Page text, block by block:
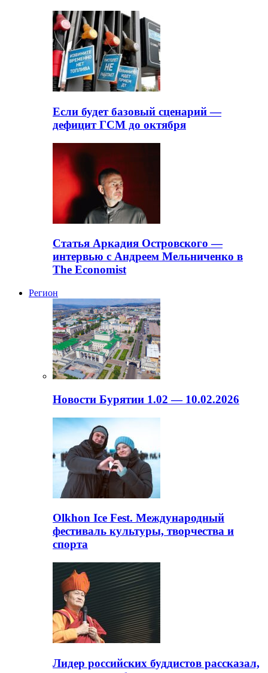
Если будет базовый сценарий —
дефицит ГСМ до октября
Статья Аркадия Островского —
интервью с Андреем Мельниченко в
The Economist
Регион
Новости Бурятии 1.02 — 10.02.2026
Olkhon Ice Fest. Международный
фестиваль культуры, творчества и
спорта
Лидер российских буддистов рассказал,